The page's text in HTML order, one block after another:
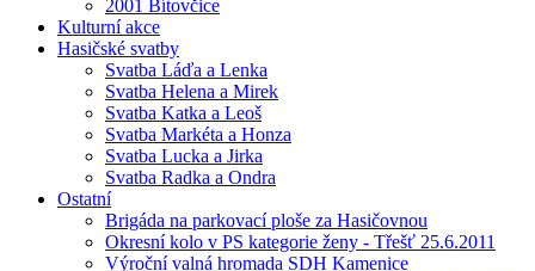
2001 Bítovčice
Kulturní akce
Hasičské svatby
Svatba Láďa a Lenka
Svatba Helena a Mirek
Svatba Katka a Leoš
Svatba Markéta a Honza
Svatba Lucka a Jirka
Svatba Radka a Ondra
Ostatní
Brigáda na parkovací ploše za Hasičovnou
Okresní kolo v PS kategorie ženy - Třešť 25.6.2011
Výroční valná hromada SDH Kamenice